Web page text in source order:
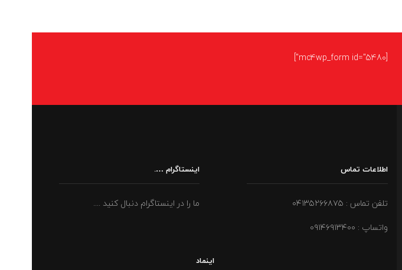
[mc4wp_form id="5480"]
اطلاعات تماس
تلفن تماس : ۰۴۱۳۵۲۶۶۸۷۵
واتساپ : ۰۹۱۴۶۹۱۳۴۰۰
اینستاگرام ….
ما را در اینستاگرام دنبال کنید ....
اینماد